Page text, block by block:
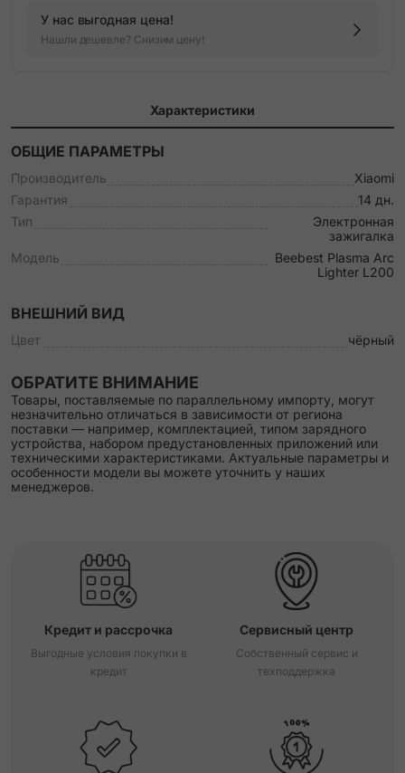
У нас выгодная цена!
Нашли дешевле? Снизим цену!
Характеристики
ОБЩИЕ ПАРАМЕТРЫ
Производитель
Xiaomi
Гарантия
14 дн.
Тип
Электронная
зажигалка
Модель
Beebest Plasma Arc
Lighter L200
ВНЕШНИЙ ВИД
Цвет чёрный
ОБРАТИТЕ ВНИМАНИЕ
Товары, поставляемые по параллельному импорту, могут
незначительно отличаться в зависимости от региона
поставки — например, комплектацией, типом зарядного
устройства, набором предустановленных приложений или
техническими характеристиками. Актуальные параметры и
особенности модели вы можете уточнить у наших
менеджеров.
Кредит и рассрочка
Выгодные условия покупки в
кредит
Сервисный центр
Собственный сервис и
техподдержка